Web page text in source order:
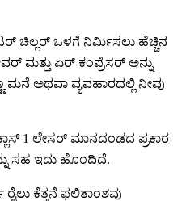
ಚಿಲ್ಲರ್ ಒಳಗೆ ನಿರ್ಮಿಸಲು ಹೆಚ್ಚಿನ
ಮತ್ತು ಏರ್ ಕಂಪ್ರೆಸರ್ ಅನ್ನು
ಮನೆ ಅಥವಾ ವ್ಯವಹಾರದಲ್ಲಿ ನೀವು
1 ಲೇಸರ್ ಮಾನದಂಡದ ಪ್ರಕಾರ
ಸಹ ಇದು ಹೊಂದಿದೆ.
ಕೆತ್ತನೆ ಫಲಿತಾಂಶವು